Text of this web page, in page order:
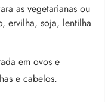
as vegetarianas ou
ervilha, soja, lentilha
em ovos e
e cabelos.